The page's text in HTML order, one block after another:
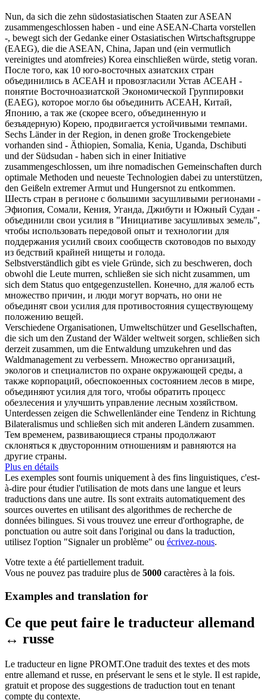
Nun, da sich die zehn südostasiatischen Staaten zur ASEAN
zusammengeschlossen haben - und eine ASEAN-Charta vorstellen
-, bewegt sich der Gedanke einer Ostasiatischen Wirtschaftsgruppe
(EAEG), die die ASEAN, China, Japan und (ein vermutlich
vereinigtes und atomfreies) Korea einschließen würde, stetig voran.
После того, как 10 юго-восточных азиатских стран
объединились в АСЕАН и провозгласили Устав АСЕАН -
понятие Восточноазиатской Экономической Группировки
(EAEG), которое могло бы объединить АСЕАН, Китай,
Японию, а так же (скорее всего, объединенную и
безъядерную) Корею, продвигается устойчивыми темпами.
Sechs Länder in der Region, in denen große Trockengebiete
vorhanden sind - Äthiopien, Somalia, Kenia, Uganda, Dschibuti
und der Südsudan - haben sich in einer Initiative
zusammengeschlossen, um ihre nomadischen Gemeinschaften durch
optimale Methoden und neueste Technologien dabei zu unterstützen,
den Geißeln extremer Armut und Hungersnot zu entkommen.
Шесть стран в регионе с большими засушливыми регионами -
Эфиопия, Сомали, Кения, Уганда, Джибути и Южный Судан -
объединили свои усилия в "Инициативе засушливых земель",
чтобы использовать передовой опыт и технологии для
поддержания усилий своих сообществ скотоводов по выходу
из бедствий крайней нищеты и голода.
Selbstverständlich gibt es viele Gründe, sich zu beschweren, doch
obwohl die Leute murren, schließen sie sich nicht zusammen, um
sich dem Status quo entgegenzustellen. Конечно, для жалоб есть
множество причин, и люди могут ворчать, но они не
объединят свои усилия для противостояния существующему
положению вещей.
Verschiedene Organisationen, Umweltschützer und Gesellschaften,
die sich um den Zustand der Wälder weltweit sorgen, schließen sich
derzeit zusammen, um die Entwaldung umzukehren und das
Waldmanagement zu verbessern. Множество организаций,
экологов и специалистов по охране окружающей среды, а
также корпораций, обеспокоенных состоянием лесов в мире,
объединяют усилия для того, чтобы обратить процесс
обезлесения и улучшить управление лесным хозяйством.
Unterdessen zeigen die Schwellenländer eine Tendenz in Richtung
Bilateralismus und schließen sich mit anderen Ländern zusammen.
Тем временем, развивающиеся страны продолжают
склоняться к двусторонним отношениям и равняются на
другие страны.
Plus en détails
Les exemples sont fournis uniquement à des fins linguistiques, c'est-
à-dire pour étudier l'utilisation de mots dans une langue et leurs
traductions dans une autre. Ils sont extraits automatiquement des
sources ouvertes en utilisant des algorithmes de recherche de
données bilingues. Si vous trouvez une erreur d'orthographe, de
ponctuation ou autre soit dans l'original ou dans la traduction,
utilisez l'option "Signaler un problème" ou écrivez-nous.
Votre texte a été partiellement traduit.
Vous ne pouvez pas traduire plus de 5000 caractères à la fois.
Examples and translation for
Ce que peut faire le traducteur allemand
↔ russe
Le traducteur en ligne PROMT.One traduit des textes et des mots
entre allemand et russe, en préservant le sens et le style. Il est rapide,
gratuit et propose des suggestions de traduction tout en tenant
compte du contexte.